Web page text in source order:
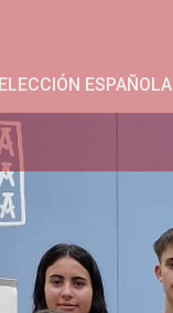
ESPAÑOLA